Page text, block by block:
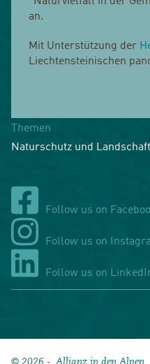
an.
Mit Unterstützung der
Liechtensteinischen
Themen
Naturschutz und
Follow us on
Follow us on
Follow us on
© 2026 - Allianz in den Alpen